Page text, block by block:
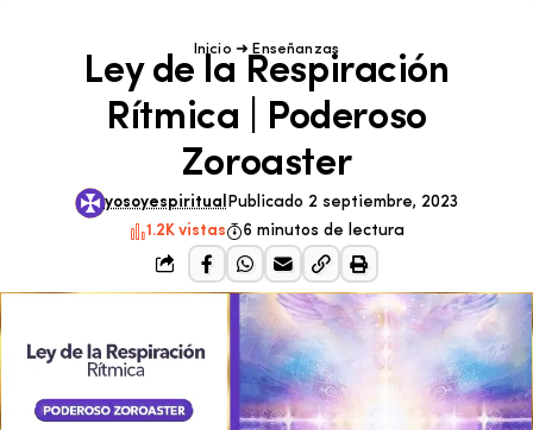
Inicio ➜ Enseñanzas
Ley de la Respiración
Rítmica | Poderoso
Zoroaster
yosoyespiritual Publicado 2 septiembre, 2023
1.2K vistas
6 minutos de lectura